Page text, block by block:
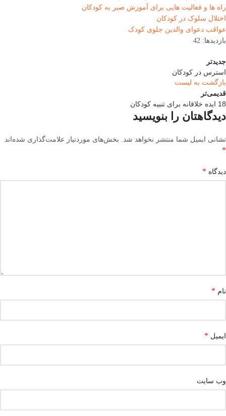
راه ها و فعالیت هایی برای آموزش صبر به کودکان
اختلال سلوک در کودکان
عواقب دعوای والدین جلوی کودک
بازدیدها: 42
جدیدتر
استرس در کودکان
بازگشت به لیست
قدیمی‌تر
18 ایده خلاقانه برای تنبیه کودکان
دیدگاهتان را بنویسید
نشانی ایمیل شما منتشر نخواهد شد. بخش‌های موردنیاز علامت‌گذاری شده‌اند
*
دیدگاه *
نام *
ایمیل *
وب‌ سایت